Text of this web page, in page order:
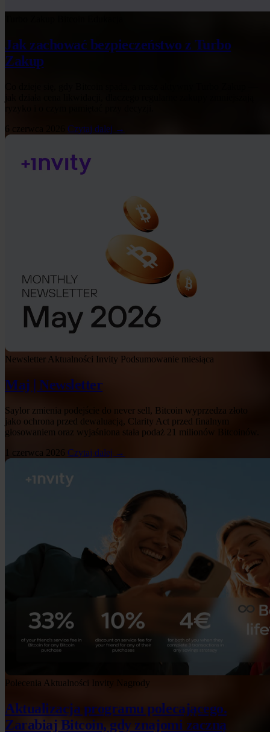
Jak zachować bezpieczeństwo z Turbo
Zakup
Czytaj dalej →
Newsletter Aktualności Invity Podsumowanie miesiąca
Maj | Newsletter
Saylor zmienia podejście do never sell, Bitcoin wyprzedza złoto
jako ochrona przed dewaluacją, Clarity Act przed finalnym
głosowaniem oraz wyjaśniona stała podaż 21 milionów Bitcoinów.
1 czerwca 2026 Czytaj dalej →
Polecenia Aktualności Invity Nagrody
Aktualizacja programu polecającego.
Zarabiaj Bitcoin, gdy znajomi zaczną